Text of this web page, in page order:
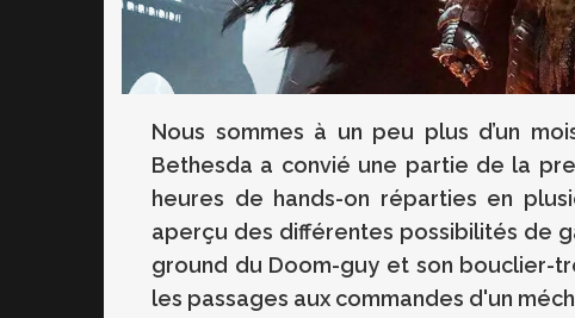
Nous sommes à un peu plus d’un
Bethesda a convié une partie de la
heures de hands-on réparties en
aperçu des différentes possibilités de
ground du Doom-guy et son bouclier-
les passages aux commandes d'un